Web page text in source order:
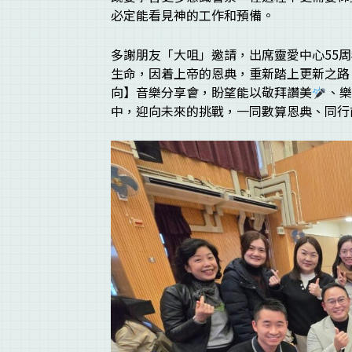
必定能看見神的工作和預備。
多謝朋友「大咀」邀請，出席靈愛中心55
生命，因着上帝的恩典，重新踏上更新之
向】音樂分享會，盼望能以敬拜讚美
、
中，迎向未來的挑戰，一同數算恩典、同